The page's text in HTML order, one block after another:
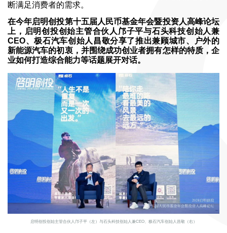
断满足消费者的需求。
在今年启明创投第十五届人民币基金年会暨投资人高峰论坛
上，启明创投创始主管合伙人邝子平与石头科技创始人兼
CEO、极石汽车创始人昌敬分享了推出兼顾城市、户外的
新能源汽车的初衷，并围绕成功创业者拥有怎样的特质，企
业如何打造综合能力等话题展开对话。
启明创投创始主管合伙人邝子平（左）与石头科技创始人兼CEO、极石汽车创始人昌敬（右）